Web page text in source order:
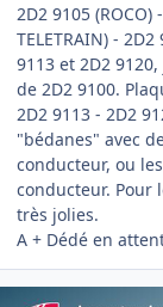
2D2 9105 (ROCO)
TELETRAIN) -
9113 et 2D2
de 2D2 9100.
2D2 9113 - 2D2
"bédanes" avec
conducteur, ou
conducteur. Pour
très jolies.
A + Dédé en